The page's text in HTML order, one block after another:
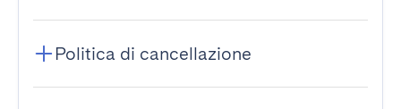
Politica di cancellazione